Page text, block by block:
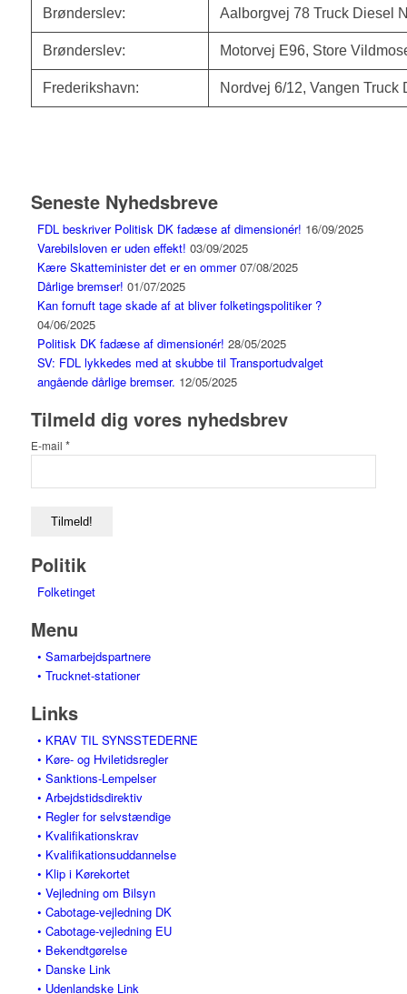
Brønderslev: Aalborgvej 78 Truck Diesel
Brønderslev: Motorvej E96, Store
Frederikshavn: Nordvej 6/12, Vangen Truck
Seneste Nyhedsbreve
FDL beskriver Politisk DK fadæse af dimensionér! 16/09/2025
Varebilsloven er uden effekt! 03/09/2025
Kære Skatteminister det er en ommer 07/08/2025
Dårlige bremser! 01/07/2025
Kan fornuft tage skade af at bliver folketingspolitiker ?
04/06/2025
Politisk DK fadæse af dimensionér! 28/05/2025
SV: FDL lykkedes med at skubbe til Transportudvalget
angående dårlige bremser. 12/05/2025
Tilmeld dig vores nyhedsbrev
E-mail *
Politik
Folketinget
Menu
• Samarbejdspartnere
• Trucknet-stationer
Links
• KRAV TIL SYNSSTEDERNE
• Køre- og Hviletidsregler
• Sanktions-Lempelser
• Arbejdstidsdirektiv
• Regler for selvstændige
• Kvalifikationskrav
• Kvalifikationsuddannelse
• Klip i Kørekortet
• Vejledning om Bilsyn
• Cabotage-vejledning DK
• Cabotage-vejledning EU
• Bekendtgørelse
• Danske Link
• Udenlandske Link